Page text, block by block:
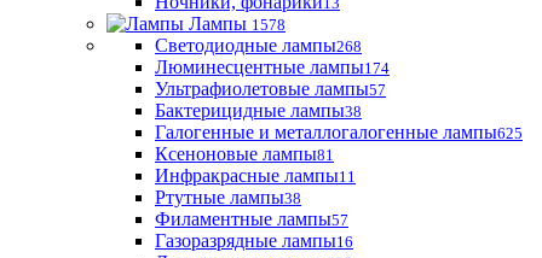
Лампы 1578
Светодиодные лампы268
Люминесцентные лампы174
Ультрафиолетовые лампы57
Бактерицидные лампы38
Галогенные и металлогалогенные лампы625
Ксеноновые лампы81
Инфракрасные лампы11
Ртутные лампы38
Филаментные лампы57
Газоразрядные лампы16